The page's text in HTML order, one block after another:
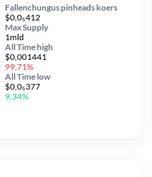
Fallenchungus pinheads koers
$0,0₅412
Max Supply
1mld
All Timehigh
$0,001441
99,71%
All Time low
$0,0₅377
9,34%